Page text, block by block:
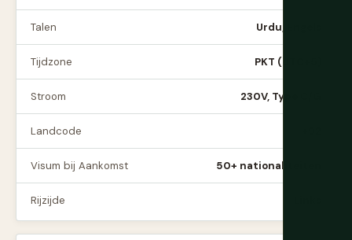
Talen Urdu, Engels
Tijdzone PKT (UTC+5)
Stroom 230V, Type C/G
Landcode
Visum bij Aankomst 50+ nationaliteiten
Rijzijde